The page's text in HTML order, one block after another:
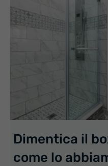
Dimentica il
come lo